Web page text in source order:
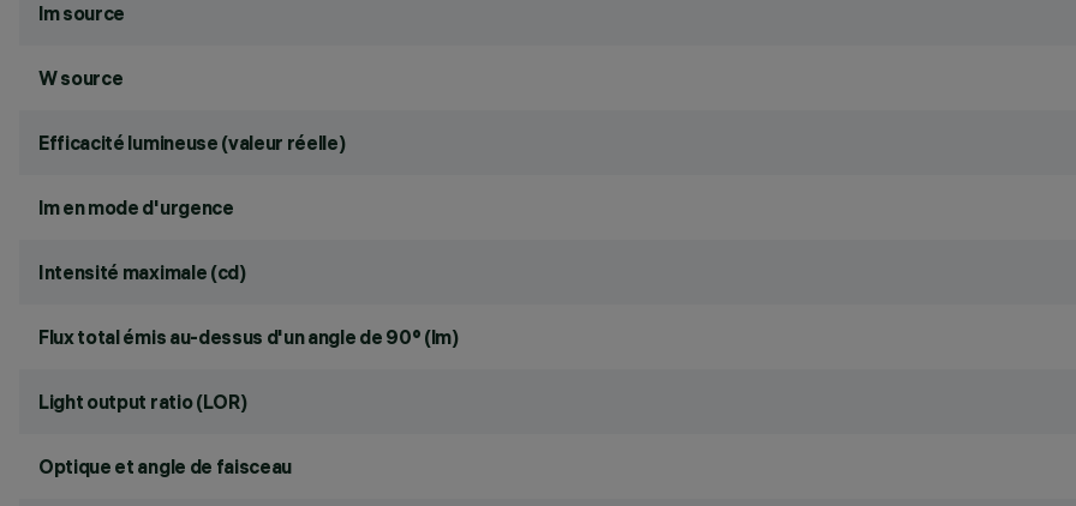
lm source
W source
Efficacité lumineuse (valeur réelle)
lm en mode d'urgence
Intensité maximale (cd)
Flux total émis au-dessus d'un angle de 90° (lm)
Light output ratio (LOR)
Optique et angle de faisceau